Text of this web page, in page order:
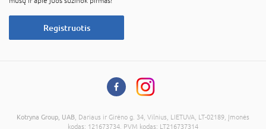
Registruotis
Kotryna Group, UAB , Dariaus ir Girėno g. 34, Vilnius, LIETUVA, LT-02189, Įmonės
kodas: 121673734, PVM kodas: LT216737314